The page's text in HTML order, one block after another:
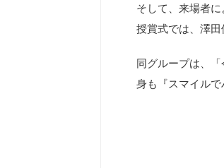
そして、来場者
授賞式では、澤田
同グループは、
身も『スマイルで